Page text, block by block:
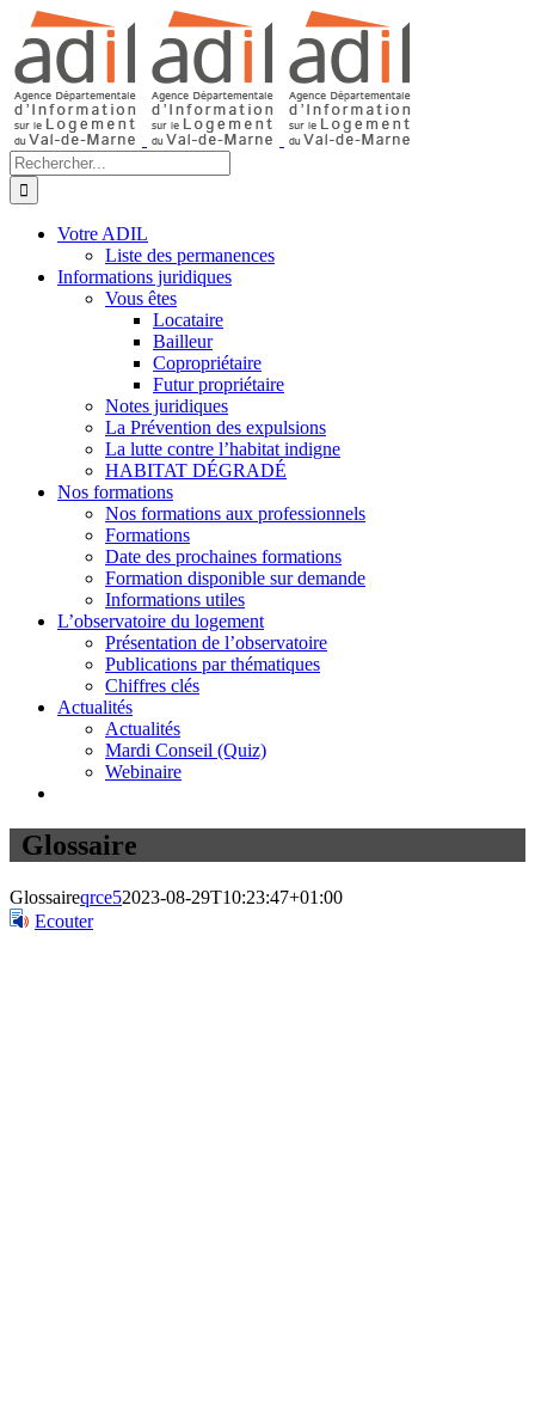
Passer
au
contenu
Rechercher:
Votre ADIL
Liste des permanences
Informations juridiques
Vous êtes
Locataire
Bailleur
Copropriétaire
Futur propriétaire
Notes juridiques
La Prévention des expulsions
La lutte contre l’habitat indigne
HABITAT DÉGRADÉ
Nos formations
Nos formations aux professionnels
Formations
Date des prochaines formations
Formation disponible sur demande
Informations utiles
L’observatoire du logement
Présentation de l’observatoire
Publications par thématiques
Chiffres clés
Actualités
Actualités
Mardi Conseil (Quiz)
Webinaire
Glossaire
Glossaireqrce52023-08-29T10:23:47+01:00
Ecouter